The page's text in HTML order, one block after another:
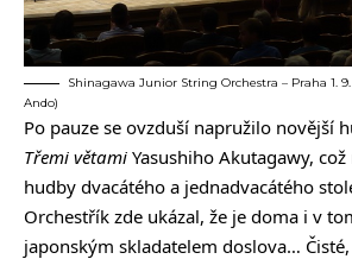
Shinagawa Junior String Orchestra – Praha 1.
Ando)
Po pauze se ovzduší napružilo novější
Třemi větami Yasushiho Akutagawy,
hudby dvacátého a jednadvacátého
Orchestřík zde ukázal, že je doma i v
japonským skladatelem doslova… Čisté,